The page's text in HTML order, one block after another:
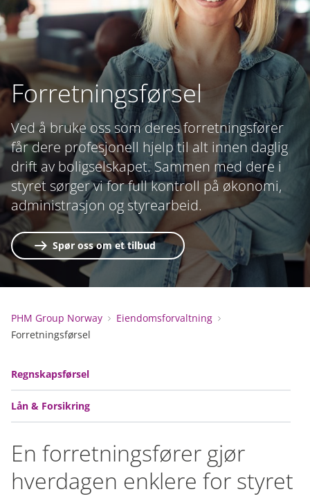
Forretningsførsel
Ved å bruke oss som deres forretningsfører
får dere profesjonell hjelp til alt innen daglig
drift av boligselskapet. Sammen med dere i
styret sørger vi for full kontroll på økonomi,
administrasjon og styrearbeid.
Spør oss om et tilbud
PHM Group Norway
Eiendomsforvaltning
Forretningsførsel
Regnskapsførsel
Lån & Forsikring
En forretningsfører gjør
hverdagen enklere for styret